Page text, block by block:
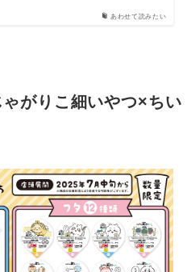
あわせて読みたい
ゃがりこ細いやつ×ちい